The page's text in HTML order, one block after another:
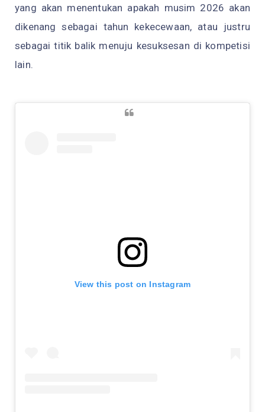
yang akan menentukan apakah musim 2026 akan
dikenang sebagai tahun kekecewaan, atau justru
sebagai titik balik menuju kesuksesan di kompetisi
lain.
View this post on Instagram